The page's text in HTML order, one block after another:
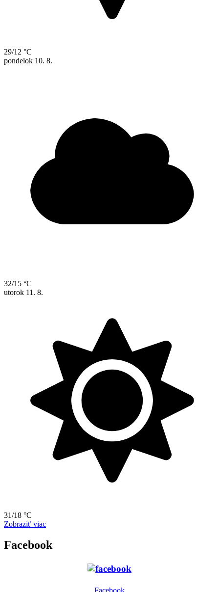
29/12 °C
pondelok 10. 8.
32/15 °C
utorok 11. 8.
31/18 °C
Zobraziť viac
Facebook